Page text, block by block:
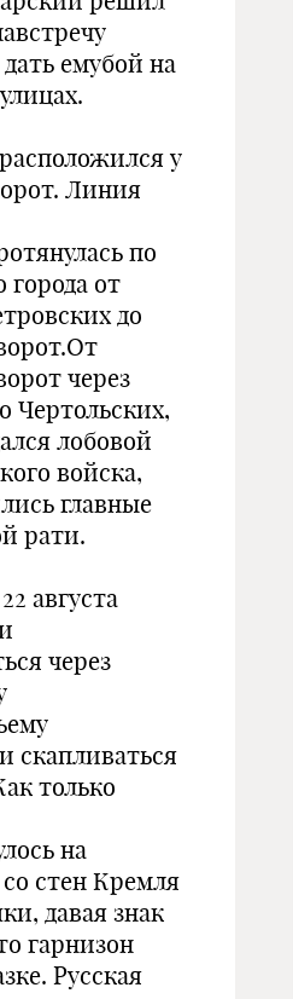
емубой на
у
Линия
по
города от
до
через
Чертольских,
лобовой
войска,
главные
рати.
августа
через
скапливаться
только
на
стен Кремля
давая знак
гарнизон
Русская